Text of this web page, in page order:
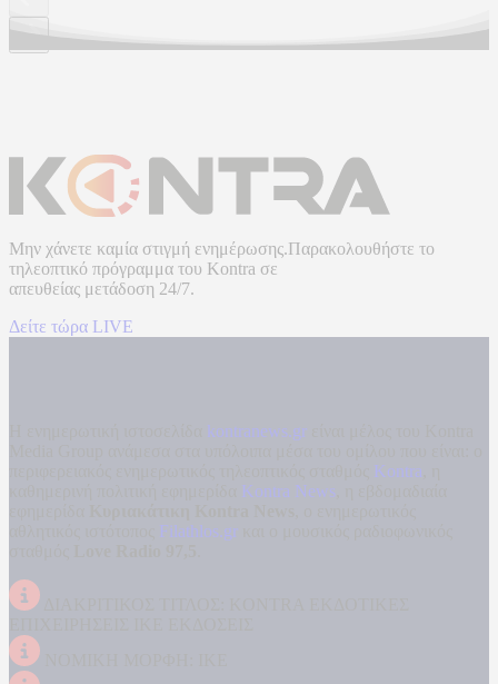
Μην χάνετε καμία στιγμή ενημέρωσης.Παρακολουθήστε το
τηλεοπτικό πρόγραμμα του Kontra σε
απευθείας μετάδοση 24/7.
Δείτε τώρα LIVE
kontranews.gr
Kontra
Kontra News
Filathlos.gr